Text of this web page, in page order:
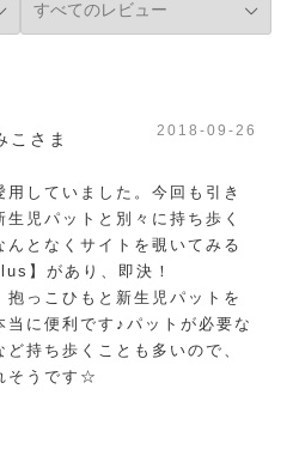
こさま 2018-09-26
していました。今回も引き
児パットと別々に持ち歩く
となくサイトを覗いてみる
】があり、即決！
っこひもと新生児パットを
に便利です♪パットが必要な
持ち歩くことも多いので、
そうです☆